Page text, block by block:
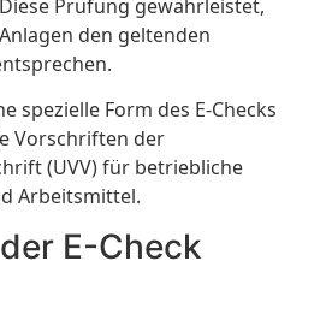
Prüfung gewährleistet,
den geltenden
spezielle Form des E-Checks
Vorschriften der
(UVV) für betriebliche
Arbeitsmittel.
E-Check